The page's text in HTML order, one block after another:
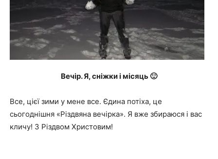
Вечір. Я, сніжки і місяць 🙂
Все, цієї зими у мене все. Єдина потіха, це
сьогоднішня «Різдвяна вечірка». Я вже збираюся і вас
кличу! З Різдвом Христовим!